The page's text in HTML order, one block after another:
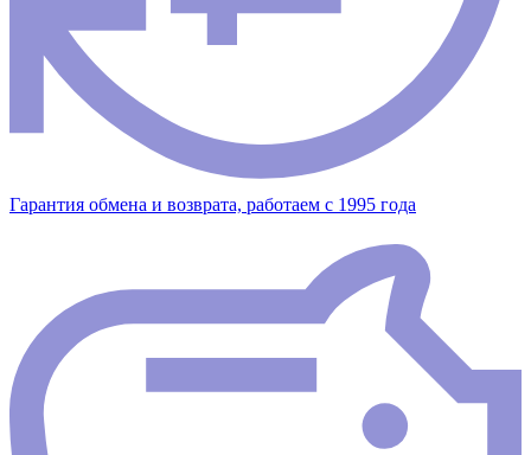
Гарантия обмена и возврата, работаем с 1995 года